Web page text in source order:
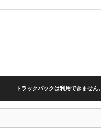
トラックバックは利用できません。